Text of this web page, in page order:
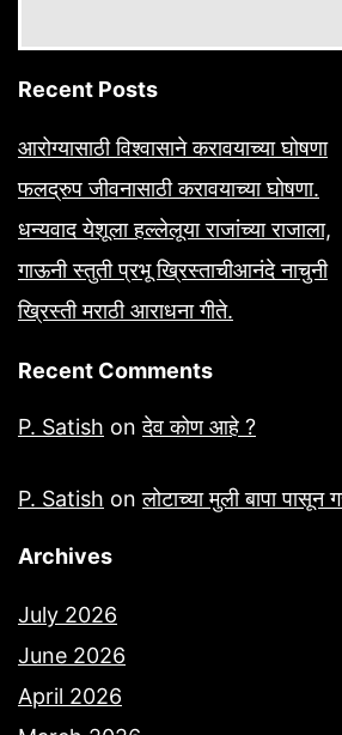
Recent Posts
आरोग्यासाठी विश्वासाने करावयाच्या घोषणा
फलद्रुप जीवनासाठी करावयाच्या घोषणा.
धन्यवाद येशूला हल्लेलूया राजांच्या राजाला,
गाऊनी स्तुती प्रभू ख्रिस्ताचीआनंदे नाचुनी
ख्रिस्ती मराठी आराधना गीते.
Recent Comments
P. Satish onदेव कोण आहे ?
P. Satish onलोटाच्या मुली बापा पासून
Archives
July 2026
June 2026
April 2026